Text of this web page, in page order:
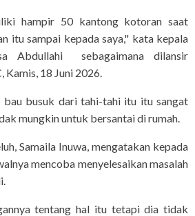
hampir 50 kantong kotoran saat
itu sampai kepada saya," kata kepala
Abdullahi sebagaimana dilansir
Kamis, 18 Juni 2026.
bau busuk dari tahi-tahi itu itu sangat
mungkin untuk bersantai di rumah.
Samaila Inuwa, mengatakan kepada
mencoba menyelesaikan masalah
tentang hal itu tetapi dia tidak